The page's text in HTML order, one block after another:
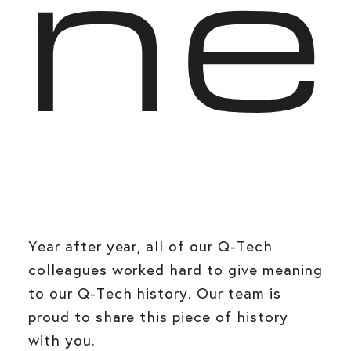
ne
Year after year, all of our Q-Tech
colleagues worked hard to give meaning
to our Q-Tech history. Our team is
proud to share this piece of history
with you.